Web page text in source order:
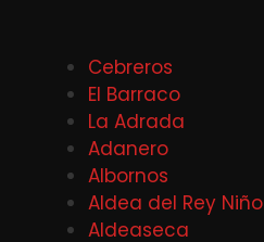
Cebreros
El Barraco
La Adrada
Adanero
Albornos
Aldea del Rey Niño
Aldeaseca